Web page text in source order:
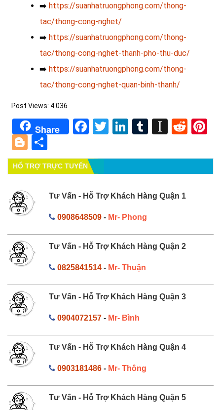
➡️ https://suanhatruongphong.com/thong-
tac/thong-cong-nghet/
➡️ https://suanhatruongphong.com/thong-
tac/thong-cong-nghet-thanh-pho-thu-duc/
➡️ https://suanhatruongphong.com/thong-
tac/thong-cong-nghet-quan-binh-thanh/
Post Views: 4.036
Share Facebook
TwitterLinkedIn
Tumblr
Blogger
HỔ TRỢ TRỰC TUYẾN
Tư Vấn - Hỗ Trợ Khách Hàng Quận 1
0908648509- Mr- Phong
Tư Vấn - Hỗ Trợ Khách Hàng Quận 2
0825841514- Mr- Thuận
Tư Vấn - Hỗ Trợ Khách Hàng Quận 3
0904072157- Mr- Bình
Tư Vấn - Hỗ Trợ Khách Hàng Quận 4
0903181486- Mr- Thông
Tư Vấn - Hỗ Trợ Khách Hàng Quận 5